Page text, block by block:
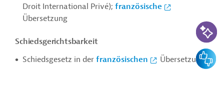
Droit International Privé); französische
Übersetzung
Schiedsgerichtsbarkeit
Schiedsgesetz in der französischen Übersetzung
KI-